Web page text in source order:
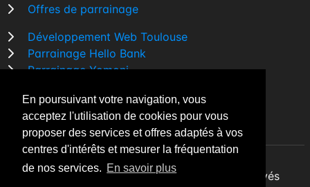
En poursuivant votre navigation, vous
acceptez l'utilisation de cookies pour vous
proposer des services et offres adaptés à vos
centres d'intérêts et mesurer la fréquentation
de nos services. En savoir plus
Offres de parrainage
Développement Web Toulouse
Parrainage Hello Bank
Parrainage Yomoni
Comparatif banque
By Night v5.7.3| © 2026 - Tous droits réservés